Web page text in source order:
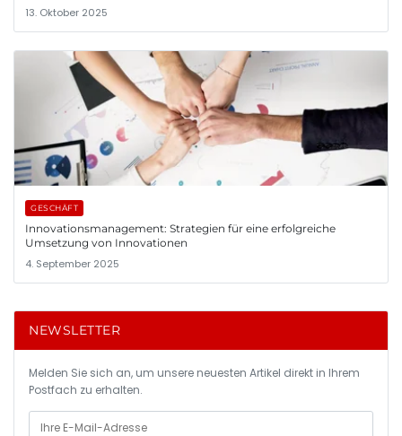
13. Oktober 2025
GESCHÄFT
Innovationsmanagement: Strategien für eine erfolgreiche
Umsetzung von Innovationen
4. September 2025
NEWSLETTER
Melden Sie sich an, um unsere neuesten Artikel direkt in Ihrem
Postfach zu erhalten.